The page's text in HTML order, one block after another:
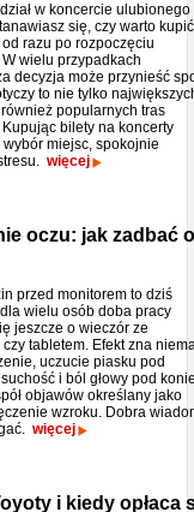
w koncercie ulubionego
się, czy warto kupić
razu po rozpoczęciu
wielu przypadkach
decyzja może przynieść
to nie tylko
popularnych tras
bilety na koncerty
miejsc, spokojnie
więcej
oczu: jak zadbać o
przed monitorem to dziś
wielu osób doba pracy
jeszcze o wieczór ze
tabletem. Efekt zna
uczucie piasku pod
i ból głowy pod
objawów określany jako
wzroku. Dobra
więcej
i kiedy opłaca